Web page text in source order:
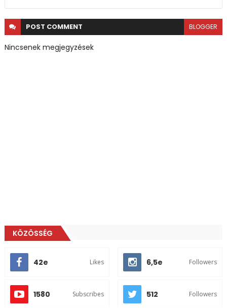
POST COMMENT BLOGGER
Nincsenek megjegyzések
KÖZÖSSÉG
42e Likes 6,5e Followers
1580 Subscribes 512 Followers